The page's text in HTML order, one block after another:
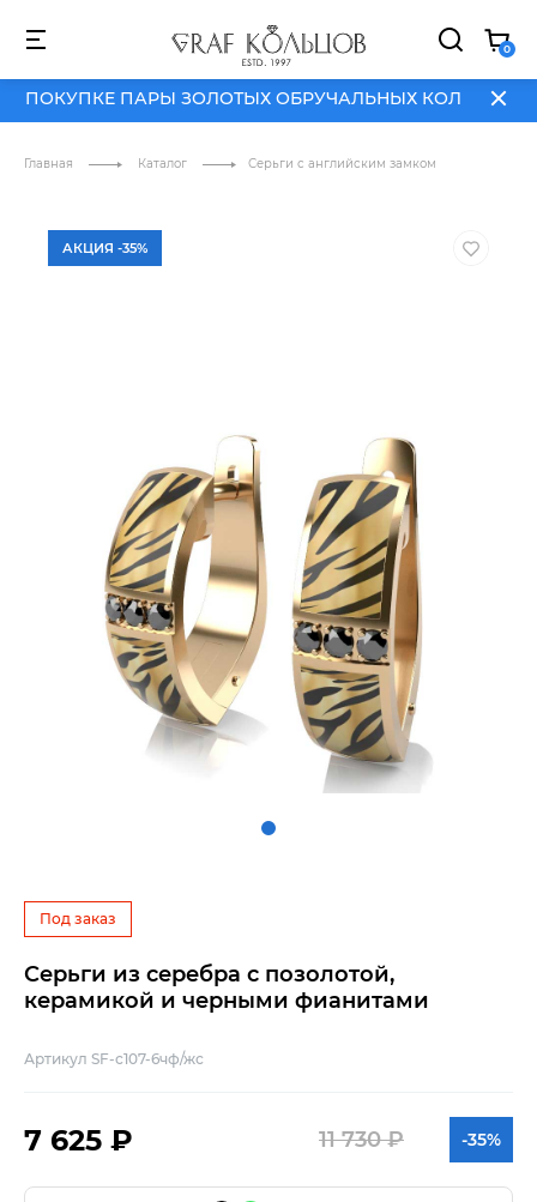
ПАРЫ ЗОЛОТЫХ ОБРУЧАЛЬНЫХ КОЛЕЦ
NEW HIT SALE АКЦИИ
0
ПАРЫ ЗОЛОТЫХ ОБРУЧАЛЬНЫХ КОЛЕЦ
Главная Каталог Серьги с английским замком
АКЦИЯ -35%
Под заказ
Серьги из серебра с позолотой,
керамикой и черными фианитами
Артикул SF-с107-6чф/жс
7 625 ₽ 11 730 ₽ -35%